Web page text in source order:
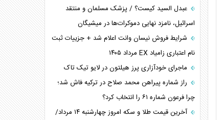
عبدل السید کیست؟ / پزشک مسلمان و منتقد
اسرائیل، نامزد نهایی دموکرات‌ها در میشیگان
شرایط فروش نیسان وانت اعلام شد + جزییات ثبت
نام اعتباری زامیاد EX مرداد ۱۴۰۵
ماجرای خودآزاری پرز هیلتون در لایو تیک تاک
راز شماره پیراهن محمد صلاح در ترکیه فاش شد؛
چرا فرعون شماره ۶۱ را انتخاب کرد؟
آخرین قیمت طلا و سکه امروز چهارشنبه ۱۴ مرداد/